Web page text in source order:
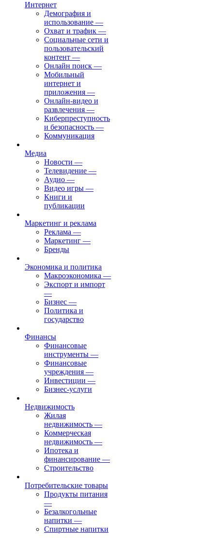
Интернет
Демография и
использование —
Охват и трафик —
Социальные сети и
пользовательский
контент —
Онлайн поиск —
Мобильный
интернет и
приложения —
Онлайн-видео и
развлечения —
Киберпреступность
и безопасность —
Коммуникация
Медиа
Новости —
Телевидение —
Аудио —
Видео игры —
Книги и
публикации
Маркетинг и реклама
Реклама —
Маркетинг —
Бренды
Экономика и политика
Макроэкономика —
Экспорт и импорт
—
Бизнес —
Политика и
государство
Финансы
Финансовые
инструменты —
Финансовые
учреждения —
Инвестиции —
Бизнес-услуги
Недвижимость
Жилая
недвижимость —
Коммерческая
недвижимость —
Ипотека и
финансирование —
Строительство
Потребительские товары
Продукты питания
—
Безалкогольные
напитки —
Спиртные напитки